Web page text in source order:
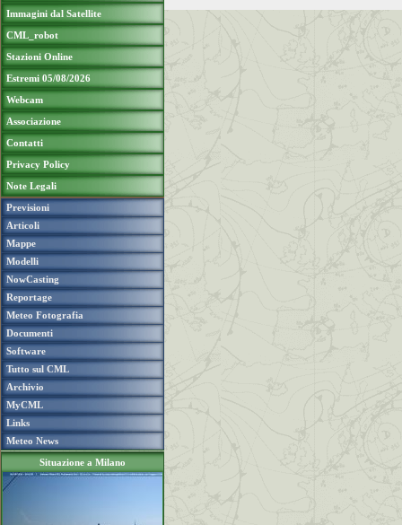
Immagini dal Satellite
CML_robot
Stazioni Online
Estremi 05/08/2026
Webcam
Associazione
Contatti
Privacy Policy
Note Legali
Previsioni
Articoli
Mappe
Modelli
NowCasting
Reportage
Meteo Fotografia
Documenti
Software
Tutto sul CML
Archivio
MyCML
Links
Meteo News
Situazione a Milano